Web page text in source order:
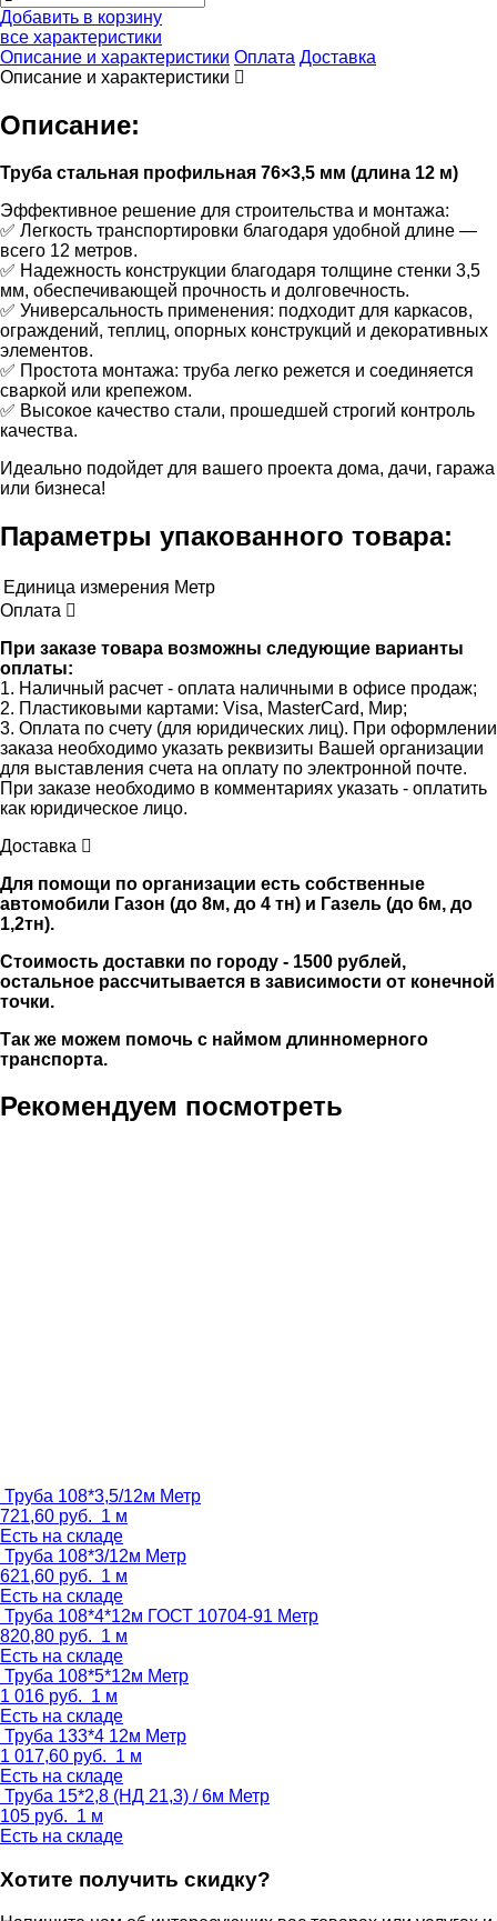
Добавить в корзину
все характеристики
Описание и характеристики Оплата Доставка
Описание и характеристики
Описание:
Труба стальная профильная 76×3,5 мм (длина 12 м)
Эффективное решение для строительства и монтажа:
✅ Легкость транспортировки благодаря удобной длине —
всего 12 метров.
✅ Надежность конструкции благодаря толщине стенки 3,5
мм, обеспечивающей прочность и долговечность.
✅ Универсальность применения: подходит для каркасов,
ограждений, теплиц, опорных конструкций и декоративных
элементов.
✅ Простота монтажа: труба легко режется и соединяется
сваркой или крепежом.
✅ Высокое качество стали, прошедшей строгий контроль
качества.
Идеально подойдет для вашего проекта дома, дачи, гаража
или бизнеса!
Параметры упакованного товара:
Единица измерения Метр
Оплата
При заказе товара возможны следующие варианты
оплаты:
1. Наличный расчет - оплата наличными в офисе продаж;
2. Пластиковыми картами: Visa, MasterCard, Мир;
3. Оплата по счету (для юридических лиц). При оформлении
заказа необходимо указать реквизиты Вашей организации
для выставления счета на оплату по электронной почте.
При заказе необходимо в комментариях указать - оплатить
как юридическое лицо.
Доставка
Для помощи по организации есть собственные
автомобили Газон (до 8м, до 4 тн) и Газель (до 6м, до
1,2тн).
Стоимость доставки по городу - 1500 рублей,
остальное рассчитывается в зависимости от конечной
точки.
Так же можем помочь с наймом длинномерного
транспорта.
Рекомендуем посмотреть
Труба 108*3,5/12м Метр
721,60 руб. 1 м
Есть на складе
Труба 108*3/12м Метр
621,60 руб. 1 м
Есть на складе
Труба 108*4*12м ГОСТ 10704-91 Метр
820,80 руб. 1 м
Есть на складе
Труба 108*5*12м Метр
1 016 руб. 1 м
Есть на складе
Труба 133*4 12м Метр
1 017,60 руб. 1 м
Есть на складе
Труба 15*2,8 (НД 21,3) / 6м Метр
105 руб. 1 м
Есть на складе
Хотите получить скидку?